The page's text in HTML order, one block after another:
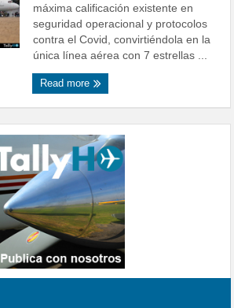
máxima calificación existente en
seguridad operacional y protocolos
contra el Covid, convirtiéndola en la
única línea aérea con 7 estrellas ...
Read more